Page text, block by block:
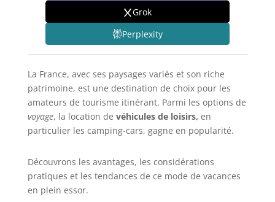
Grok
Perplexity
La France, avec ses paysages variés et son riche
patrimoine, est une destination de choix pour les
amateurs de tourisme itinérant. Parmi les options de
voyage, la location de véhicules de loisirs, en
particulier les camping-cars, gagne en popularité.
Découvrons les avantages, les considérations
pratiques et les tendances de ce mode de vacances
en plein essor.